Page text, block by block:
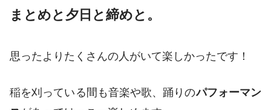
まとめと夕日と締めと。
思ったよりたくさんの人がいて楽しかったです！
稲を刈っている間も音楽や歌、踊りのパフォーマン